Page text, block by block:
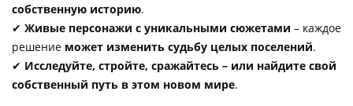
собственную историю.
✔ Живые персонажи с уникальными сюжетами – каждое
решение может изменить судьбу целых поселений.
✔ Исследуйте, стройте, сражайтесь – или найдите свой
собственный путь в этом новом мире.